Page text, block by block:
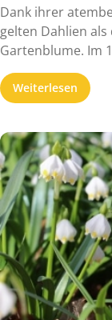
Dank ihrer
gelten Dahlien
Gartenblume. Im
Weiterlesen